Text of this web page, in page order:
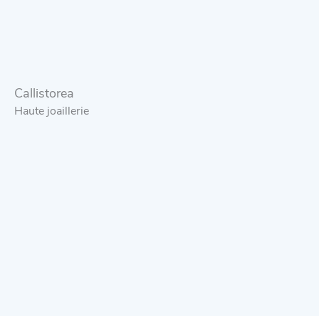
Callistorea
Haute joaillerie